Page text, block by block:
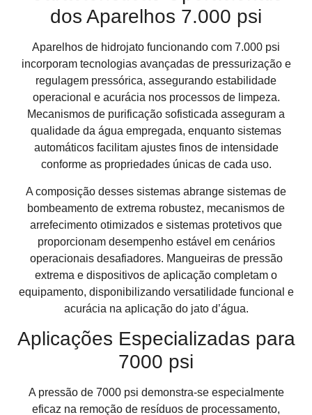
dos Aparelhos 7.000 psi
Aparelhos de hidrojato funcionando com 7.000 psi
incorporam tecnologias avançadas de pressurização e
regulagem pressórica, assegurando estabilidade
operacional e acurácia nos processos de limpeza.
Mecanismos de purificação sofisticada asseguram a
qualidade da água empregada, enquanto sistemas
automáticos facilitam ajustes finos de intensidade
conforme as propriedades únicas de cada uso.
A composição desses sistemas abrange sistemas de
bombeamento de extrema robustez, mecanismos de
arrefecimento otimizados e sistemas protetivos que
proporcionam desempenho estável em cenários
operacionais desafiadores. Mangueiras de pressão
extrema e dispositivos de aplicação completam o
equipamento, disponibilizando versatilidade funcional e
acurácia na aplicação do jato d’água.
Aplicações Especializadas para
7000 psi
A pressão de 7000 psi demonstra-se especialmente
eficaz na remoção de resíduos de processamento,